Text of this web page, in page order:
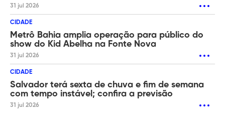
31 jul 2026
CIDADE
Metrô Bahia amplia operação para público do
show do Kid Abelha na Fonte Nova
31 jul 2026
CIDADE
Salvador terá sexta de chuva e fim de semana
com tempo instável; confira a previsão
31 jul 2026